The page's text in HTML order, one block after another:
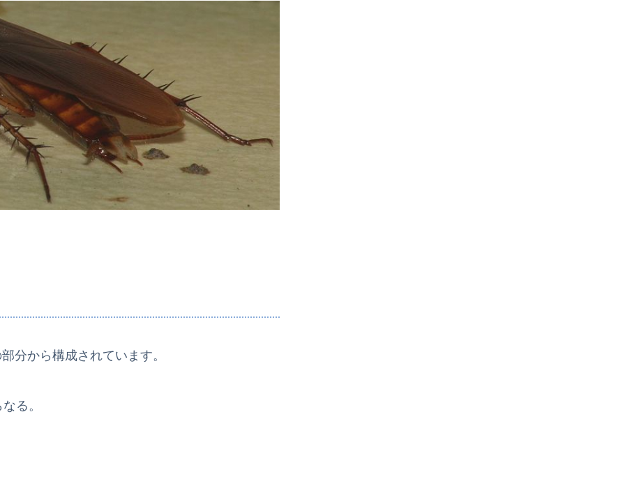
分から構成されています。
る。